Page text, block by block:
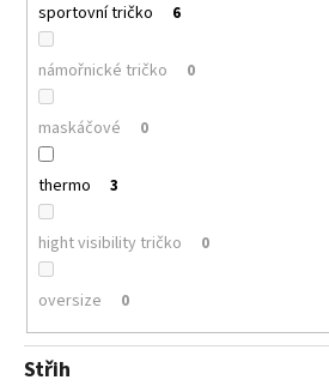
sportovní tričko 6
námořnické tričko 0
maskáčové 0
thermo 3
hight visibility tričko 0
oversize 0
Střih